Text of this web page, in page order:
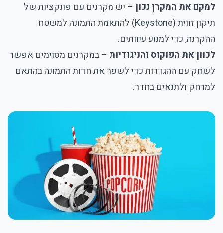
למקם את המקרן נכון – יש מקרנים עם פונקציות של
תיקון זווית (Keystone) להתאמת התמונה למשטח
ההקרנה, כדי למנוע עיוותים.
לכוון את הפוקוס והניגודיות – במקרנים מסוימים אפשר
לשחק עם ההגדרות כדי לשפר את חדות התמונה בהתאם
למרחק ולתנאים בחדר.